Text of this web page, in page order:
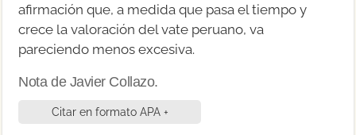
afirmación que, a medida que pasa el tiempo y
crece la valoración del vate peruano, va
pareciendo menos excesiva.
Nota de Javier Collazo.
Citar en formato APA +